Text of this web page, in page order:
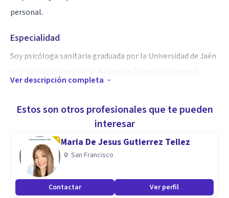
personal.
Especialidad
Soy psicóloga sanitaria graduada por la Universidad de Jaén
Sanitaria. Durante mis inicios trabajé en un gabinete
Aptitudes
Mi experiencia laboral con la psicología comenzó con niños
y adolescentes con Asperger, TDHA, Retraso Mental,
Parálisis Cerebral, Autismo, etc. Después he ido
Ver descripción completa
Estos son otros profesionales que te pueden
interesar
Maria De Jesus Gutierrez Tellez
San Francisco
Contactar Ver perfil